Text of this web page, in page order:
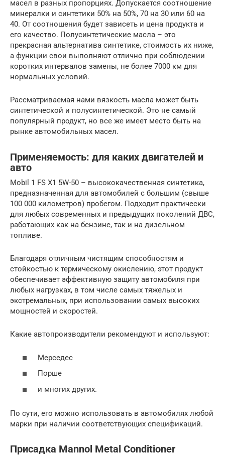
масел в разных пропорциях. Допускается соотношение
минералки и синтетики 50% на 50%, 70 на 30 или 60 на
40. От соотношения будет зависеть и цена продукта и
его качество. Полусинтетические масла – это
прекрасная альтернатива синтетике, стоимость их ниже,
а функции свои выполняют отлично при соблюдении
коротких интервалов замены, не более 7000 км для
нормальных условий.
Рассматриваемая нами вязкость масла может быть
синтетической и полусинтетической. Это не самый
популярный продукт, но все же имеет место быть на
рынке автомобильных масел.
Применяемость: для каких двигателей и
авто
Mobil 1 FS X1 5W-50 – высококачественная синтетика,
предназначенная для автомобилей с большим (свыше
100 000 километров) пробегом. Подходит практически
для любых современных и предыдущих поколений ДВС,
работающих как на бензине, так и на дизельном
топливе.
Благодаря отличным чистящим способностям и
стойкостью к термическому окислению, этот продукт
обеспечивает эффективную защиту автомобиля при
любых нагрузках, в том числе самых тяжелых и
экстремальных, при использовании самых высоких
мощностей и скоростей.
Какие автопроизводители рекомендуют и используют:
Мерседес
Порше
и многих других.
По сути, его можно использовать в автомобилях любой
марки при наличии соответствующих спецификаций.
Присадка Mannol Metal Conditioner